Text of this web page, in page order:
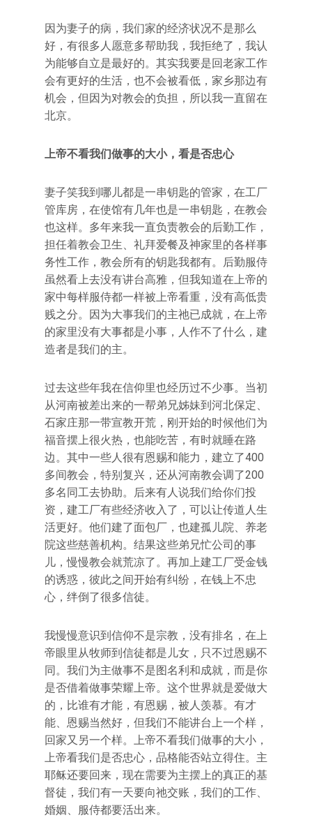
因为妻子的病，我们家的经济状况不是那么
好，有很多人愿意多帮助我，我拒绝了，我认
为能够自立是最好的。其实我要是回老家工作
会有更好的生活，也不会被看低，家乡那边有
机会，但因为对教会的负担，所以我一直留在
北京。
上帝不看我们做事的大小，看是否忠心
妻子笑我到哪儿都是一串钥匙的管家，在工厂
管库房，在使馆有几年也是一串钥匙，在教会
也这样。多年来我一直负责教会的后勤工作，
担任着教会卫生、礼拜爱餐及神家里的各样事
务性工作，教会所有的钥匙我都有。后勤服侍
虽然看上去没有讲台高雅，但我知道在上帝的
家中每样服侍都一样被上帝看重，没有高低贵
贱之分。因为大事我们的主祂已成就，在上帝
的家里没有大事都是小事，人作不了什么，建
造者是我们的主。
过去这些年我在信仰里也经历过不少事。当初
从河南被差出来的一帮弟兄姊妹到河北保定、
石家庄那一带宣教开荒，刚开始的时候他们为
福音摆上很火热，也能吃苦，有时就睡在路
边。其中一些人很有恩赐和能力，建立了400
多间教会，特别复兴，还从河南教会调了200
多名同工去协助。后来有人说我们给你们投
资，建工厂有些经济收入了，可以让传道人生
活更好。他们建了面包厂，也建孤儿院、养老
院这些慈善机构。结果这些弟兄忙公司的事
儿，慢慢教会就荒凉了。再加上建工厂受金钱
的诱惑，彼此之间开始有纠纷，在钱上不忠
心，绊倒了很多信徒。
我慢慢意识到信仰不是宗教，没有排名，在上
帝眼里从牧师到信徒都是儿女，只不过恩赐不
同。我们为主做事不是图名利和成就，而是你
是否借着做事荣耀上帝。这个世界就是爱做大
的，比谁有才能，有恩赐，被人羡慕。有才
能、恩赐当然好，但我们不能讲台上一个样，
回家又另一个样。上帝不看我们做事的大小，
上帝看我们是否忠心，品格能否站立得住。主
耶稣还要回来，现在需要为主摆上的真正的基
督徒，我们有一天要向祂交账，我们的工作、
婚姻、服侍都要活出来。